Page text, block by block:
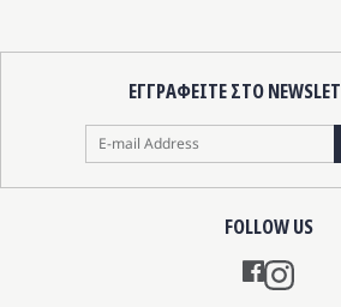
FOLLOW US
Instagram
ΕΓΓΡΑΦΕΙΤΕ ΣΤΟ